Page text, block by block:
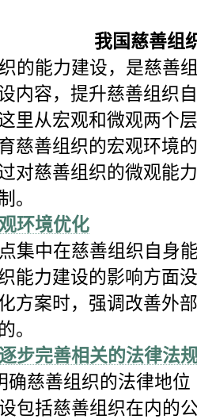
我国慈善组
的能力建设，是慈善
内容，提升慈善组织
里从宏观和微观两个
慈善组织的宏观环境
对慈善组织的微观能
。
环境优化
集中在慈善组织自身
能力建设的影响方面
方案时，强调改善外
。
逐步完善相关的法律法
慈善组织的法律地位
包括慈善组织在内的